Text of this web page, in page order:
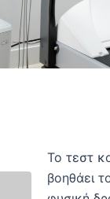
Το τεστ
βοηθάει